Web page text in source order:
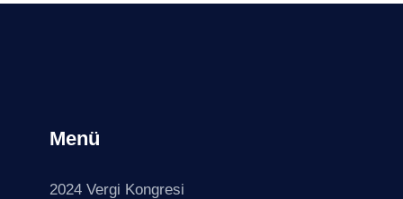
Menü
2024 Vergi Kongresi